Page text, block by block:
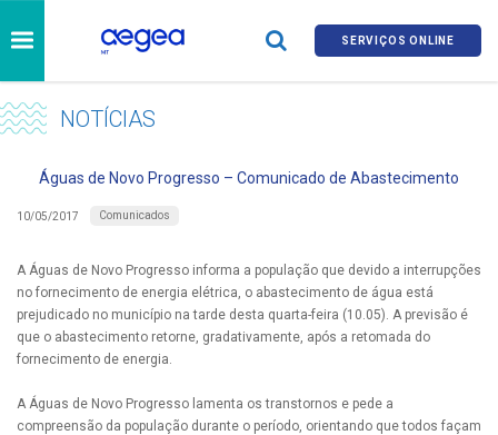
SERVIÇOS ONLINE
NOTÍCIAS
Águas de Novo Progresso – Comunicado de Abastecimento
10/05/2017 Comunicados
A Águas de Novo Progresso informa a população que devido a interrupções
no fornecimento de energia elétrica, o abastecimento de água está
prejudicado no município na tarde desta quarta-feira (10.05). A previsão é
que o abastecimento retorne, gradativamente, após a retomada do
fornecimento de energia.
A Águas de Novo Progresso lamenta os transtornos e pede a
compreensão da população durante o período, orientando que todos façam